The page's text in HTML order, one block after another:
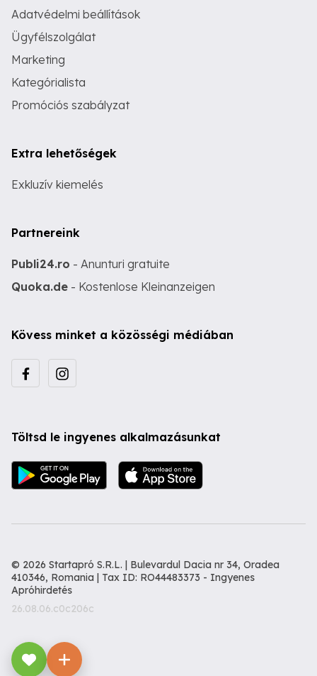
Adatvédelmi beállítások
Ügyfélszolgálat
Marketing
Kategórialista
Promóciós szabályzat
Extra lehetőségek
Exkluzív kiemelés
Partnereink
Publi24.ro - Anunturi gratuite
Quoka.de - Kostenlose Kleinanzeigen
Kövess minket a közösségi médiában
Töltsd le ingyenes alkalmazásunkat
© 2026 Startapró S.R.L. | Bulevardul Dacia nr 34, Oradea
410346, Romania | Tax ID: RO44483373 - Ingyenes
Apróhirdetés
26.08.06.c0c206c